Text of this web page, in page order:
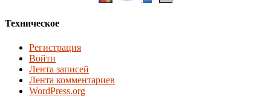
Техническое
Регистрация
Войти
Лента записей
Лента комментариев
WordPress.org